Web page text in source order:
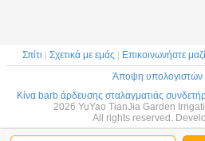
Σπίτι Σχετικά με εμάς Επικοινωνήστε
Άποψη υπολογιστών
Κίνα barb άρδευσης σταλαγματιάς
2026 YuYao TianJia Garden
All rights reserved.